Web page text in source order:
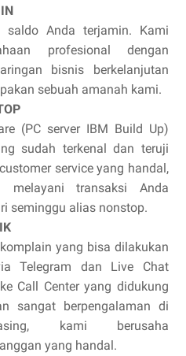
saldo Anda terjamin. Kami
profesional dengan
bisnis berkelanjutan
sebuah amanah kami.
(PC server IBM Build Up)
sudah terkenal dan teruji
service yang handal,
melayani transaksi Anda
seminggu alias nonstop.
yang bisa dilakukan
Telegram dan Live Chat
Call Center yang didukung
sangat berpengalaman di
kami berusaha
yang handal.